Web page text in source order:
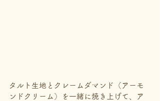
タルト生地とクレームダマンド（アーモ
ンドクリーム）を一緒に焼き上げて、ア